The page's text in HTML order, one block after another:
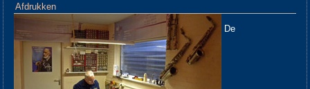
Afdrukken
De